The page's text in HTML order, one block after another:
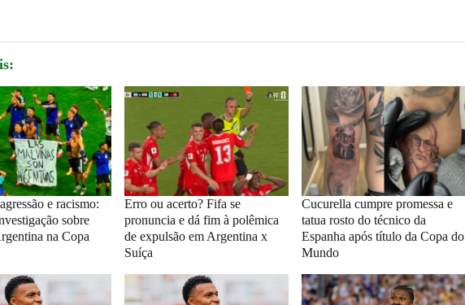
e racismo:
sobre
na Copa
Erro ou acerto? Fifa se
pronuncia e dá fim à polêmica
de expulsão em Argentina x
Suíça
Cucurella cumpre promessa e
tatua rosto do técnico da
Espanha após título da Copa do
Mundo